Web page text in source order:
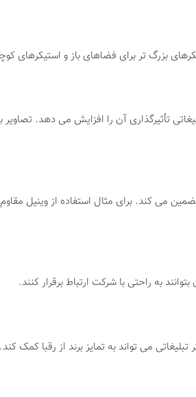
بزرگ تر برای فضاهای باز و
تأثیرگذاری آن را افزایش می دهد.
می کند. برای مثال استفاده از وینیل
به راحتی با شرکت ارتباط برقرار کنند.​
می تواند به تمایز برند از رقبا کمک کند.​